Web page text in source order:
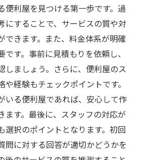
からこその安心感
地元情報を有効活用
しプランニングの方法
立つ宇都宮市の情報
ぶ便利屋の魅力
をサポート便利屋が家具の悩
ドバイスを受けるメリット
する、家具に関するよくある
便利屋を見つける第一歩です。過
にすることで、サービスの質や対
できます。また、料金体系が明確
す。事前に見積もりを依頼し、
しましょう。さらに、便利屋のス
経験もチェックポイントです。
いる便利屋であれば、安心して作
ます。最後に、スタッフの対応が
選択のポイントとなります。初回
問に対する回答が適切かどうかを